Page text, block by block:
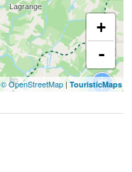
+
-
© OpenStreetMap | TouristicMaps